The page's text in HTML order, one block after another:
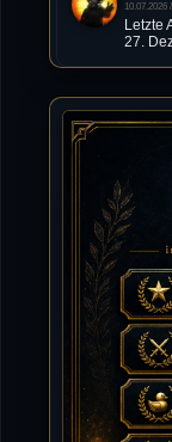
10.07.2026
Letzte
27.
10.07.2026
10.07.2026
Hallo
10.07.2026 /
Alles
02.07.2026
Was